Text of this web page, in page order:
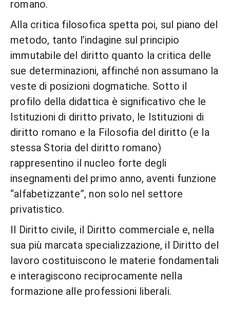
romano.
Alla critica filosofica spetta poi, sul piano del
metodo, tanto l’indagine sul principio
immutabile del diritto quanto la critica delle
sue determinazioni, affinché non assumano la
veste di posizioni dogmatiche. Sotto il
profilo della didattica è significativo che le
Istituzioni di diritto privato, le Istituzioni di
diritto romano e la Filosofia del diritto (e la
stessa Storia del diritto romano)
rappresentino il nucleo forte degli
insegnamenti del primo anno, aventi funzione
“alfabetizzante”, non solo nel settore
privatistico.
Il Diritto civile, il Diritto commerciale e, nella
sua più marcata specializzazione, il Diritto del
lavoro costituiscono le materie fondamentali
e interagiscono reciprocamente nella
formazione alle professioni liberali.